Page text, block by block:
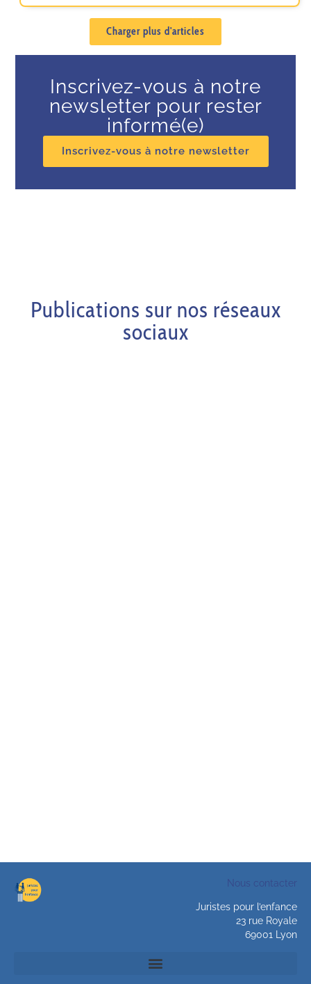
Charger plus d'articles
Inscrivez-vous à notre
newsletter pour rester
informé(e)
Inscrivez-vous à notre newsletter
Publications sur nos réseaux
sociaux
Nous contacter
Juristes pour l’enfance
23 rue Royale
69001 Lyon